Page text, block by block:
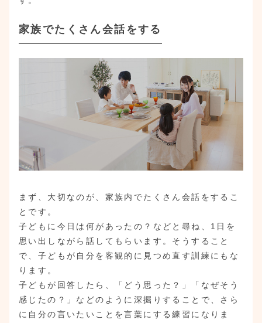
家族でたくさん会話をする
まず、大切なのが、家族内でたくさん会話をするこ
とです。
子どもに今日は何があったの？などと尋ね、1日を
思い出しながら話してもらいます。そうすること
で、子どもが自分を客観的に見つめ直す訓練にもな
ります。
子どもが回答したら、「どう思った？」「なぜそう
感じたの？」などのように深掘りすることで、さら
に自分の言いたいことを言葉にする練習になりま